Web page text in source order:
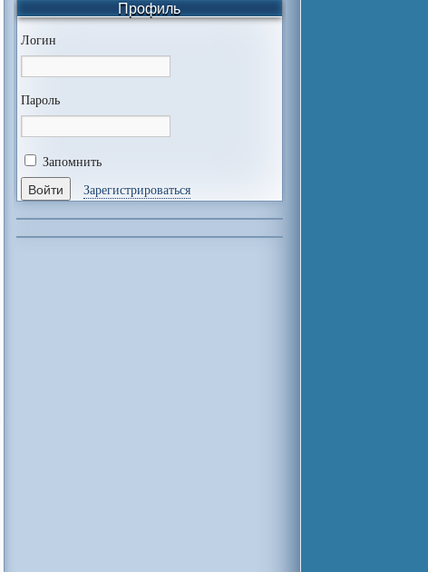
Профиль
Логин
Пароль
Запомнить
Зарегистрироваться